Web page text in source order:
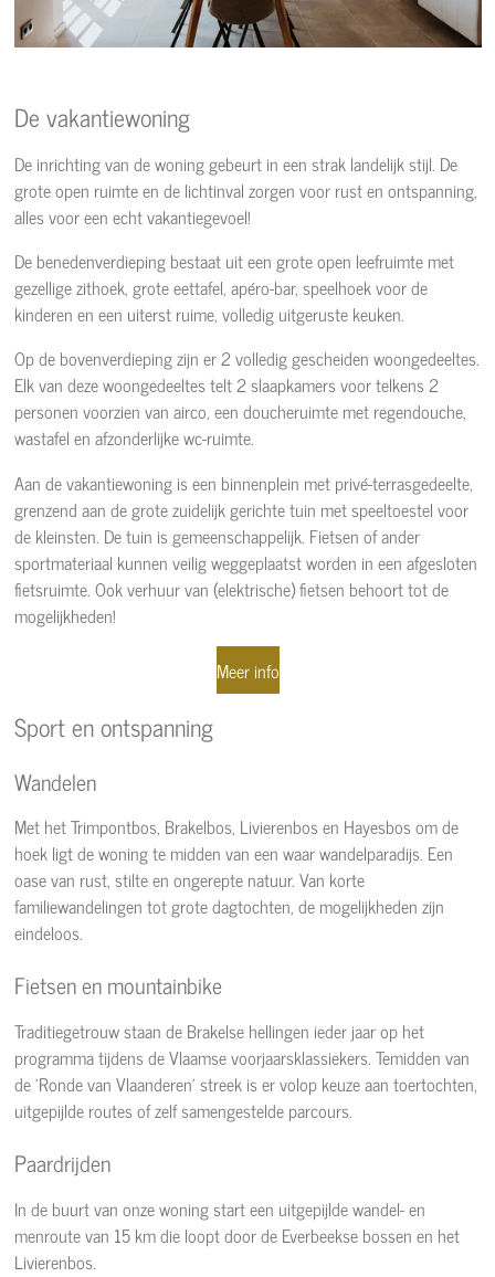
De vakantiewoning
De inrichting van de woning gebeurt in een strak landelijk stijl. De
grote open ruimte en de lichtinval zorgen voor rust en ontspanning,
alles voor een echt vakantiegevoel!
De benedenverdieping bestaat uit een grote open leefruimte met
gezellige zithoek, grote eettafel, apéro-bar, speelhoek voor de
kinderen en een uiterst ruime, volledig uitgeruste keuken.
Op de bovenverdieping zijn er 2 volledig gescheiden woongedeeltes.
Elk van deze woongedeeltes telt 2 slaapkamers voor telkens 2
personen voorzien van airco, een doucheruimte met regendouche,
wastafel en afzonderlijke wc-ruimte.
Aan de vakantiewoning is een binnenplein met privé-terrasgedeelte,
grenzend aan de grote zuidelijk gerichte tuin met speeltoestel voor
de kleinsten. De tuin is gemeenschappelijk. Fietsen of ander
sportmateriaal kunnen veilig weggeplaatst worden in een afgesloten
fietsruimte. Ook verhuur van (elektrische) fietsen behoort tot de
mogelijkheden!
Meer info
Sport en ontspanning
Wandelen
Met het Trimpontbos, Brakelbos, Livierenbos en Hayesbos om de
hoek ligt de woning te midden van een waar wandelparadijs. Een
oase van rust, stilte en ongerepte natuur. Van korte
familiewandelingen tot grote dagtochten, de mogelijkheden zijn
eindeloos.
Fietsen en mountainbike
Traditiegetrouw staan de Brakelse hellingen ieder jaar op het
programma tijdens de Vlaamse voorjaarsklassiekers. Temidden van
de 'Ronde van Vlaanderen' streek is er volop keuze aan toertochten,
uitgepijlde routes of zelf samengestelde parcours.
Paardrijden
In de buurt van onze woning start een uitgepijlde wandel- en
menroute van 15 km die loopt door de Everbeekse bossen en het
Livierenbos.